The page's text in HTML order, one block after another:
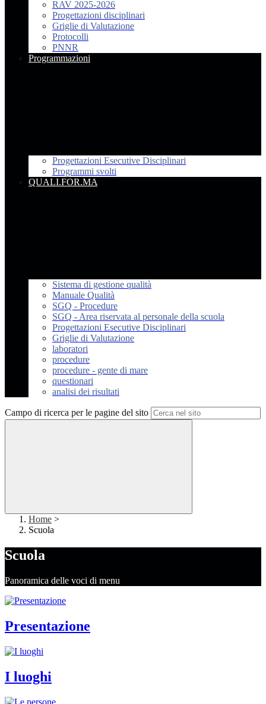
RAV 2025-2026
Progettazioni disciplinari
Griglie di Valutazione
Protocolli
PNNR
Programmazioni
Progettazioni Esecutive Disciplinari
Programmi svolti
QUALI.FOR.MA
Sistema di gestione qualità
Manuale Qualità
SGQ - Procedure
SGQ - Area riservata al personale della scuola
Progettazioni Esecutive Disciplinari
Griglie di Valutazione
laboratori
procedure
procedure - gente di mare
questionari
analisi dei risultati
Campo di ricerca per le pagine del sito
Home >
Scuola
Scuola
Panoramica delle voci di menu
Presentazione
I luoghi